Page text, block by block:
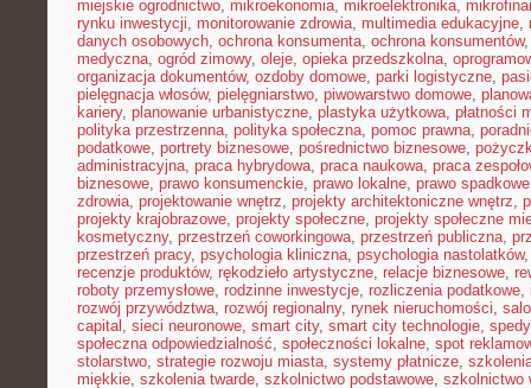
miejskie ogrodnictwo, mikroekonomia, mikroelektronika,
rynku inwestycji, monitorowanie zdrowia, multimedia edukacyjne,
danych osobowych, ochrona konsumenta, ochrona konsumentów
medyczna, ogród zimowy, oleje, opieka przedszkolna,
organizacja dokumentów, ozdoby domowe, parki logistyczne,
pielęgnacja włosów, pielęgniarstwo, piwowarstwo domowe,
kariery, planowanie urbanistyczne, plastyka użytkowa, płatności
polityka przestrzenna, polityka społeczna, pomoc prawna,
podatkowe, portrety biznesowe, pośrednictwo biznesowe,
administracyjna, praca hybrydowa, praca naukowa, praca
biznesowe, prawo konsumenckie, prawo lokalne, prawo spadkowe
zdrowia, projektowanie wnętrz, projekty architektoniczne wnętrz,
projekty krajobrazowe, projekty społeczne, projekty społeczne
kosmetyczny, przestrzeń coworkingowa, przestrzeń publiczna,
przestrzeń pracy, psychologia kliniczna, psychologia nastolatków
recenzje produktów, rękodzieło artystyczne, relacje biznesowe,
roboty przemysłowe, rodzinne inwestycje, rozliczenia podatkowe,
rozwój przywództwa, rozwój regionalny, rynek nieruchomości,
capital , sieci neuronowe, smart city, smart city technologie,
społeczna odpowiedzialność, społeczności lokalne, spot
stolarstwo, strategie rozwoju miasta, systemy płatnicze,
miękkie, szkolenia twarde, szkolnictwo podstawowe, szkolnictwo